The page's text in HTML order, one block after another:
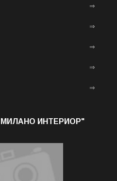
⇒
⇒
⇒
⇒
⇒
ИНТЕРИОР"